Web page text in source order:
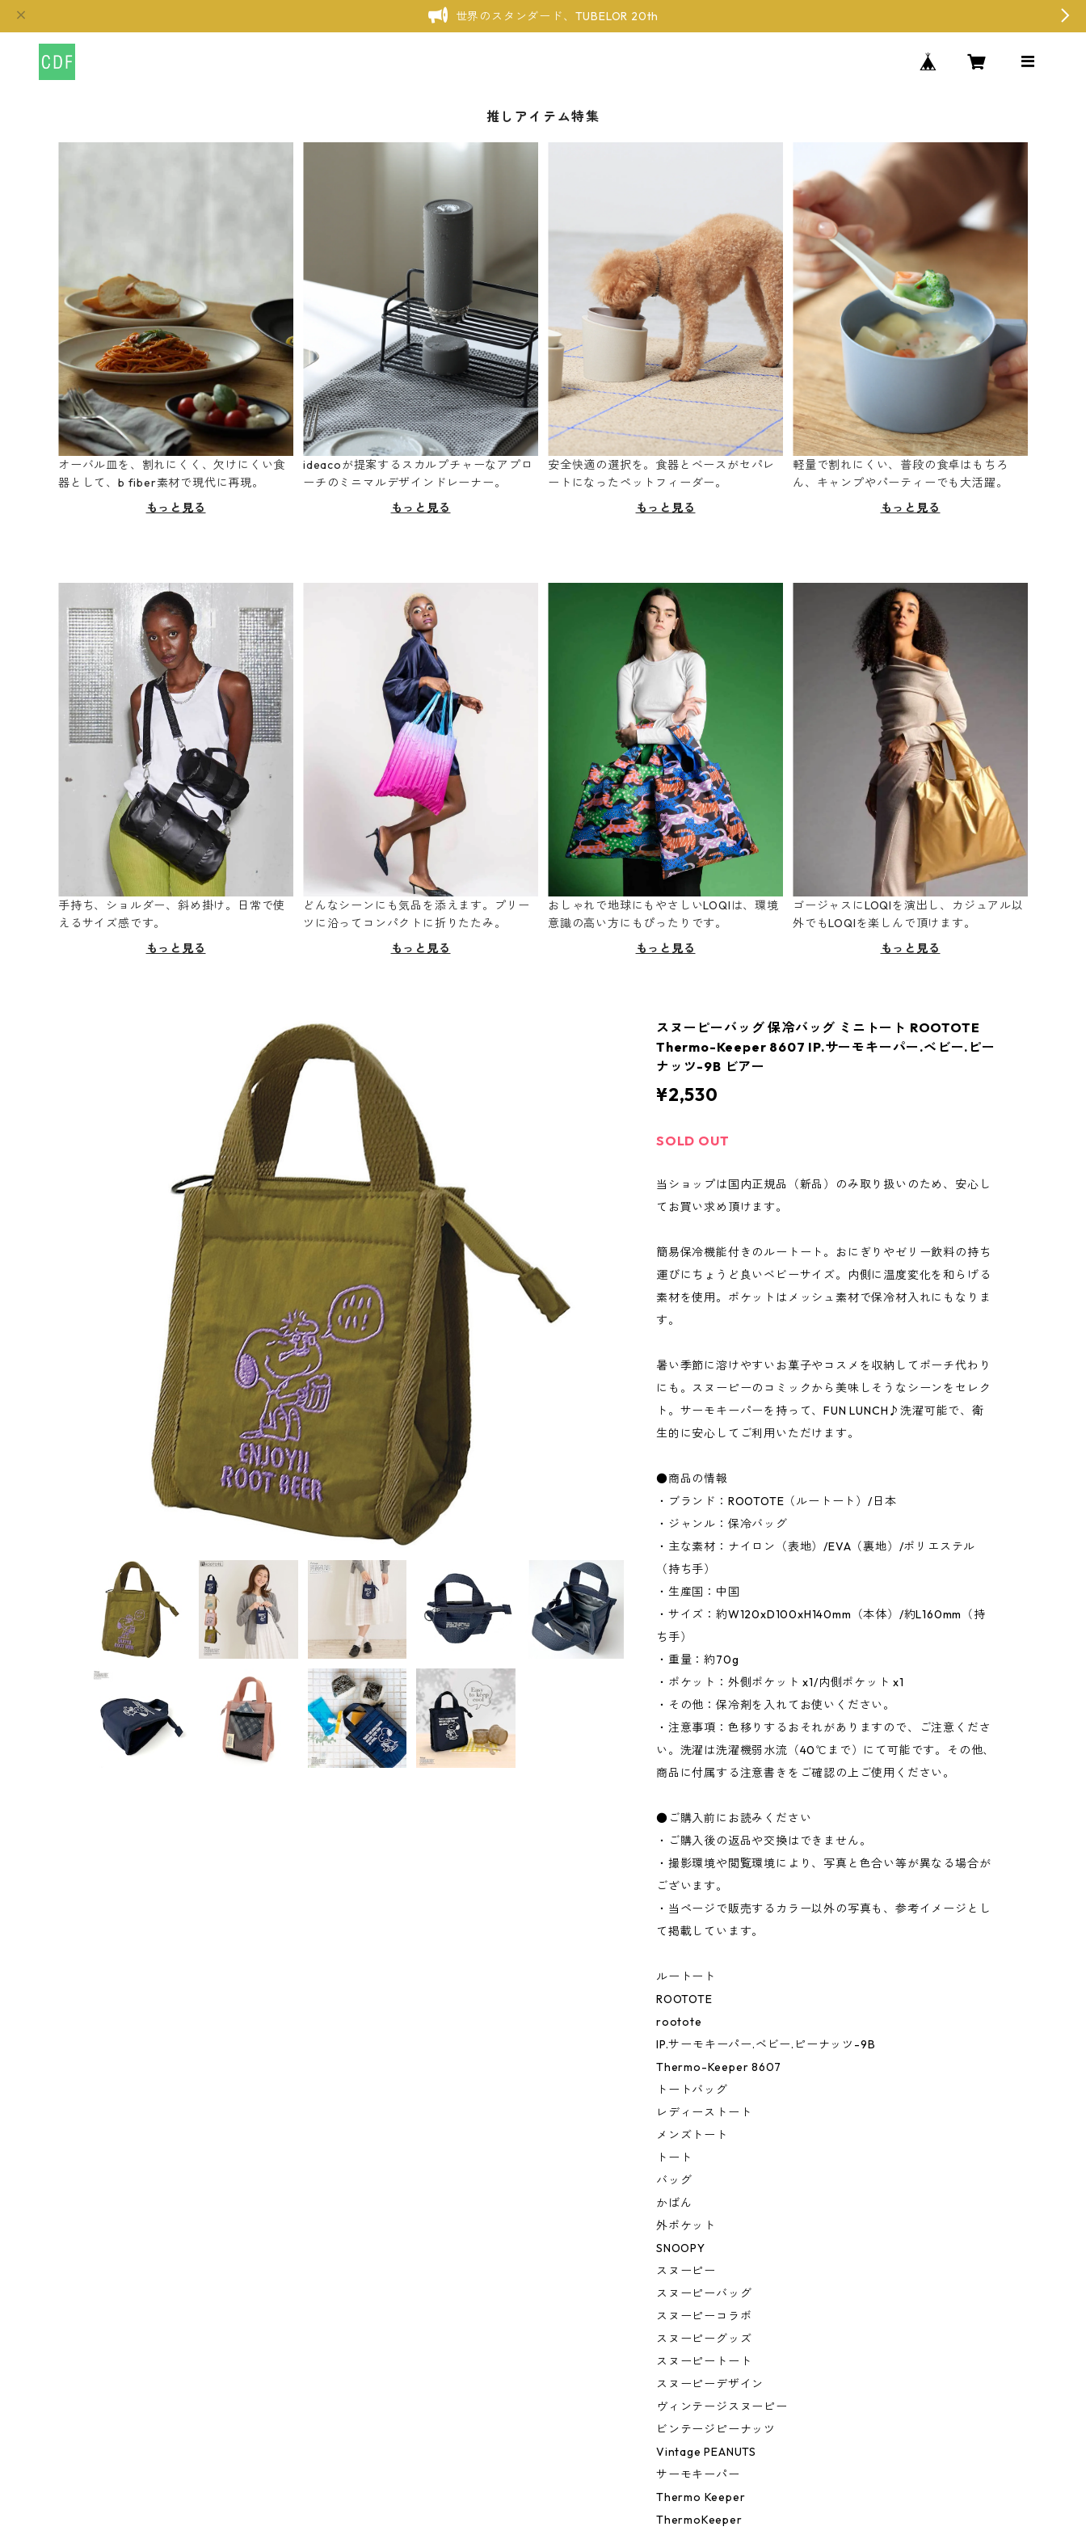
世界のスタンダード、TUBELOR 20th
推しアイテム特集
オーバル皿を、割れにくく、欠けにくい食
器として、b fiber素材で現代に再現。
もっと見る
ideacoが提案するスカルプチャーなアプロ
ーチのミニマルデザインドレーナー。
もっと見る
安全快適の選択を。食器とベースがセパレ
ートになったペットフィーダー。
もっと見る
軽量で割れにくい、普段の食卓はもちろ
ん、キャンプやパーティーでも大活躍。
もっと見る
手持ち、ショルダー、斜め掛け。日常で使
えるサイズ感です。
もっと見る
どんなシーンにも気品を添えます。プリー
ツに沿ってコンパクトに折りたたみ。
もっと見る
おしゃれで地球にもやさしいLOQIは、環境
意識の高い方にもぴったりです。
もっと見る
ゴージャスにLOQIを演出し、カジュアル以
外でもLOQIを楽しんで頂けます。
もっと見る
スヌーピーバッグ 保冷バッグ ミニトート ROOTOTE
Thermo-Keeper 8607 IP.サーモキーパー.ベビー.ピー
ナッツ-9B ビアー
¥2,530
SOLD OUT
当ショップは国内正規品（新品）のみ取り扱いのため、安心し
てお買い求め頂けます。
簡易保冷機能付きのルートート。おにぎりやゼリー飲料の持ち
運びにちょうど良いベビーサイズ。内側に温度変化を和らげる
素材を使用。ポケットはメッシュ素材で保冷材入れにもなりま
す。
暑い季節に溶けやすいお菓子やコスメを収納してポーチ代わり
にも。スヌーピーのコミックから美味しそうなシーンをセレク
ト。サーモキーパーを持って、FUN LUNCH♪洗濯可能で、衛
生的に安心してご利用いただけます。
●商品の情報
・ブランド：ROOTOTE（ルートート）/日本
・ジャンル：保冷バッグ
・主な素材：ナイロン（表地）/EVA（裏地）/ポリエステル
（持ち手）
・生産国：中国
・サイズ：約W120xD100xH140mm（本体）/約L160mm（持
ち手）
・重量：約70g
・ポケット：外側ポケット x1/内側ポケット x1
・その他：保冷剤を入れてお使いください。
・注意事項：色移りするおそれがありますので、ご注意くださ
い。洗濯は洗濯機弱水流（40℃まで）にて可能です。その他、
商品に付属する注意書きをご確認の上ご使用ください。
●ご購入前にお読みください
・ご購入後の返品や交換はできません。
・撮影環境や閲覧環境により、写真と色合い等が異なる場合が
ございます。
・当ページで販売するカラー以外の写真も、参考イメージとし
て掲載しています。
ルートート
ROOTOTE
rootote
IP.サーモキーパー.ベビー.ピーナッツ-9B
Thermo-Keeper 8607
トートバッグ
レディーストート
メンズトート
トート
バッグ
かばん
外ポケット
SNOOPY
スヌーピー
スヌーピーバッグ
スヌーピーコラボ
スヌーピーグッズ
スヌーピートート
スヌーピーデザイン
ヴィンテージスヌーピー
ビンテージピーナッツ
Vintage PEANUTS
サーモキーパー
Thermo Keeper
ThermoKeeper